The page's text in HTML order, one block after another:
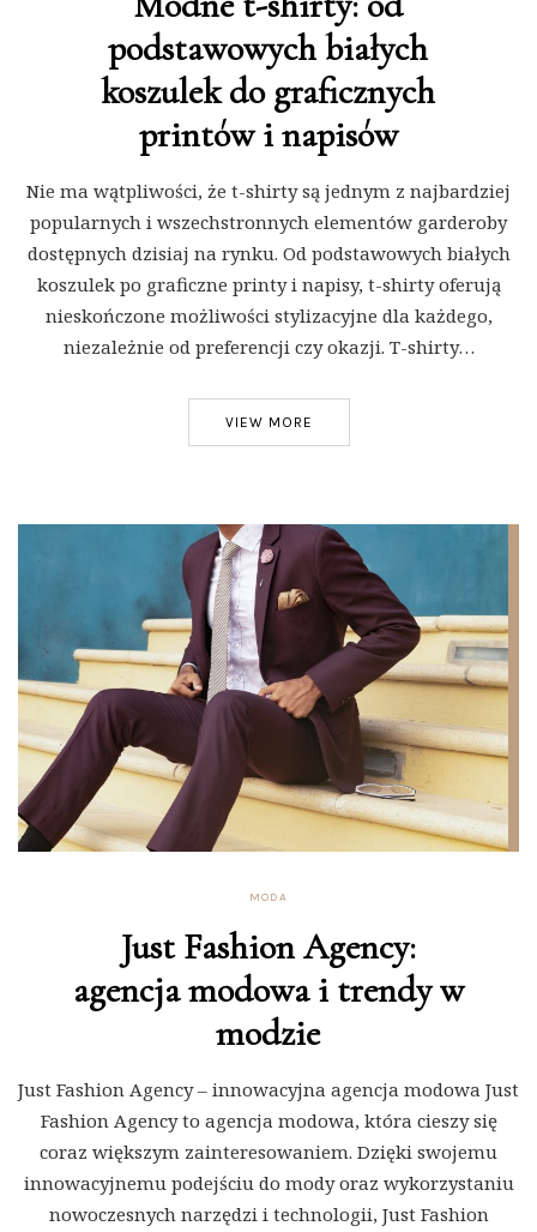
podstawowych białych
koszulek do graficznych
printów i napisów
Nie ma wątpliwości, że t-shirty są jednym z najbardziej
popularnych i wszechstronnych elementów garderoby
dostępnych dzisiaj na rynku. Od podstawowych białych
koszulek po graficzne printy i napisy, t-shirty oferują
nieskończone możliwości stylizacyjne dla każdego,
niezależnie od preferencji czy okazji. T-shirty…
VIEW MORE
MODA
Just Fashion Agency:
agencja modowa i trendy w
modzie
Just Fashion Agency – innowacyjna agencja modowa Just
Fashion Agency to agencja modowa, która cieszy się
coraz większym zainteresowaniem. Dzięki swojemu
innowacyjnemu podejściu do mody oraz wykorzystaniu
nowoczesnych narzędzi i technologii, Just Fashion